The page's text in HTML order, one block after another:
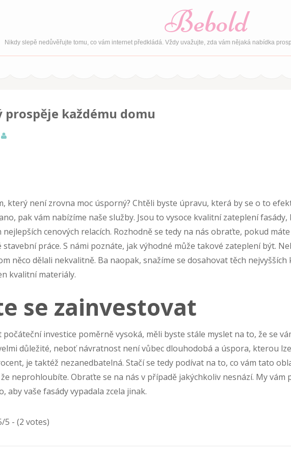
Bebold
Nikdy slepě nedůvěřujte tomu, co vám internet předkládá. Vždy uvažujte, zda vám nějaká nabídka
každému domu
který není zrovna moc úsporný? Chtěli byste úpravu, která by se o to
pak vám nabízíme naše služby. Jsou to vysoce kvalitnízateplení fasády,
cenových relacích. Rozhodně se tedy na nás obraťte, pokud
stavební práce. S námi poznáte, jak výhodné může takové zateplení být.
něco dělali nekvalitně. Ba naopak, snažíme se dosahovat těch nejvyšších
kvalitní materiály.
se zainvestovat
počáteční investice poměrně vysoká, měli byste stále myslet na to, že se
důležité, neboť návratnost není vůbec dlouhodobá a úspora, kterou
je taktéž nezanedbatelná. Stačí se tedy podívat na to, co vám tato
neprohloubíte. Obraťte se na nás v případě jakýchkoliv nesnází. My vám
aby vaše fasády vypadala zcela jinak.
5 - (2 votes)